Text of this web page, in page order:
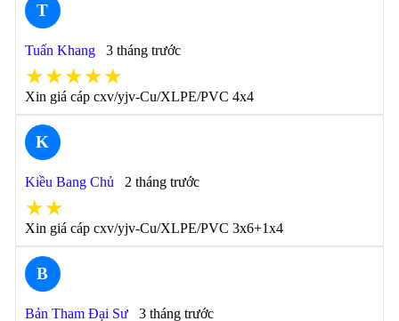
T
Tuấn Khang 3 tháng trước
★★★★★
Xin giá cáp cxv/yjv-Cu/XLPE/PVC 4x4
K
Kiều Bang Chủ 2 tháng trước
★★
Xin giá cáp cxv/yjv-Cu/XLPE/PVC 3x6+1x4
B
Bản Tham Đại Sư 3 tháng trước